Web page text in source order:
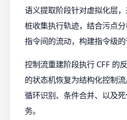
语义提取阶段针对虚拟化层
桩收集执行轨迹，结合污点
指令间的流动，构建指令级的
控制流重建阶段执行 CFF 的
的状态机恢复为结构化控制
循环识别、条件合并、以及
务。